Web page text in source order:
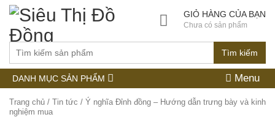
Tìm kiếm
GIỎ HÀNG CỦA BẠN
Chưa có sản phẩm
DANH MỤC SẢN PHẨM Menu
Trang chủ / Tin tức / Ý nghĩa Đỉnh đồng – Hướng dẫn trưng bày và kinh
nghiệm mua